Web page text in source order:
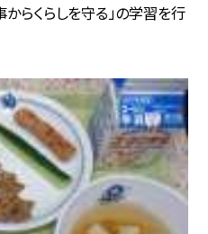
らくらしを守る」の学習を行